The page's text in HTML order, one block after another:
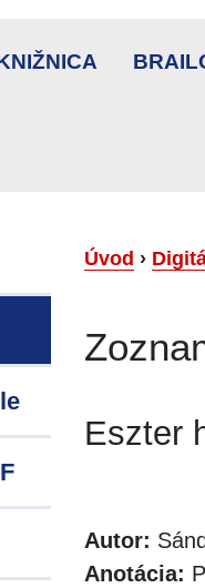
Úvod ›
Eszter
Autor:
Anotácia: